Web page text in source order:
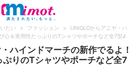
たい > ファッション >
UNIQLOからアニヤ・ハ
心＆実用性たっぷりのTシャツやポーチなど全7型♪
ハインドマーチの新作でるよ！
りのTシャツやポーチなど全7